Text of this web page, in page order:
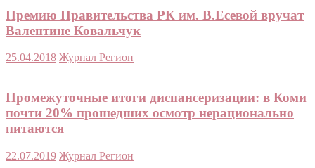
Премию Правительства РК им. В.Есевой вручат
Валентине Ковальчук
25.04.2018 Журнал Регион
Промежуточные итоги диспансеризации: в Коми
почти 20% прошедших осмотр нерационально
питаются
22.07.2019 Журнал Регион